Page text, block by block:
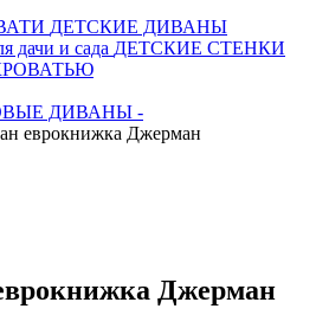
ДЕТСКИЕ ДИВАНЫ
дачи и сада ДЕТСКИЕ СТЕНКИ
ДИВАНЫ -
еврокнижка Джерман
Джерман